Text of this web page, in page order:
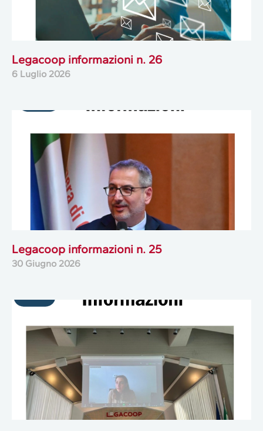
Legacoop informazioni n. 26
6 Luglio 2026
Legacoop informazioni n. 25
30 Giugno 2026